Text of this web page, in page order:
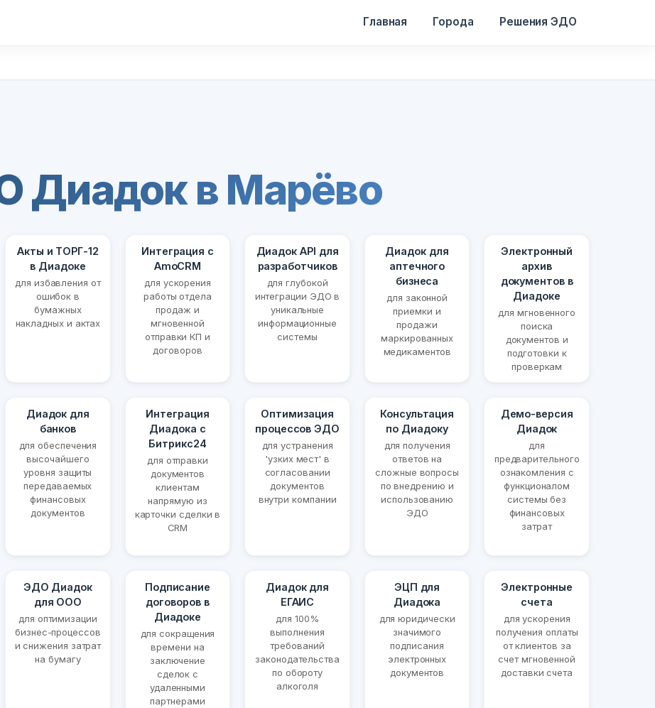
Главная Города Решения ЭДО
Диадок в Марёво
Акты и ТОРГ-12
в Диадоке
для избавления от
ошибок в
бумажных
накладных и актах
Интеграция с
AmoCRM
для ускорения
работы отдела
продаж и
мгновенной
отправки КП и
договоров
Диадок API для
разработчиков
для глубокой
интеграции ЭДО в
уникальные
информационные
системы
Диадок для
аптечного
бизнеса
для законной
приемки и
продажи
маркированных
медикаментов
Электронный
архив
документов в
Диадоке
для мгновенного
поиска
документов и
подготовки к
проверкам
Диадок для
банков
для обеспечения
высочайшего
уровня защиты
передаваемых
финансовых
документов
Интеграция
Диадока с
Битрикс24
для отправки
документов
клиентам
напрямую из
карточки сделки в
CRM
Оптимизация
процессов ЭДО
для устранения
'узких мест' в
согласовании
документов
внутри компании
Консультация
по Диадоку
для получения
ответов на
сложные вопросы
по внедрению и
использованию
ЭДО
Демо-версия
Диадок
для
предварительного
ознакомления с
функционалом
системы без
финансовых
затрат
ЭДО Диадок
для ООО
для оптимизации
бизнес-процессов
и снижения затрат
на бумагу
Подписание
договоров в
Диадоке
для сокращения
времени на
заключение
сделок с
удаленными
партнерами
Диадок для
ЕГАИС
для 100%
выполнения
требований
законодательства
по обороту
алкоголя
ЭЦП для
Диадока
для юридически
значимого
подписания
электронных
документов
Электронные
счета
для ускорения
получения оплаты
от клиентов за
счет мгновенной
доставки счета